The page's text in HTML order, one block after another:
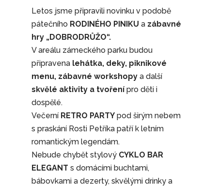
Letos jsme připravili novinku v podobě
pátečního RODINÉHO PINIKU a zábavné
hry „DOBRODRŮŽO“.
V areálu zámeckého parku budou
připravenalehátka, deky, piknikové
menu, zábavné workshopya další
skvělé aktivity a tvořenípro děti i
dospělé.
Večerní RETRO PARTYpod širým nebem
s praskání Rosti Petříka patří k letním
romantickým legendám.
Nebude chybět stylovýCYKLO BAR
ELEGANT s domácími buchtami,
bábovkami a dezerty, skvělými drinky a